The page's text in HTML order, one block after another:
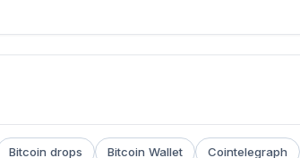
Bitcoin drops Bitcoin Wallet
Cointelegraph